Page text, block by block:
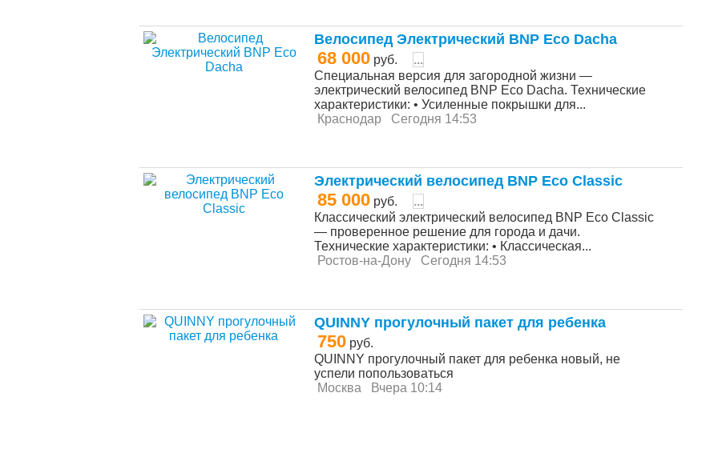
Велосипед Электрический BNP Eco Dacha
68 000 руб.
...
Специальная версия для загородной жизни —
электрический велосипед BNP Eco Dacha. Технические
характеристики: • Усиленные покрышки для...
Краснодар
Сегодня 14:53
Электрический велосипед BNP Eco Classic
85 000 руб.
...
Классический электрический велосипед BNP Eco Classic
— проверенное решение для города и дачи.
Технические характеристики: • Классическая...
Ростов-на-Дону
Сегодня 14:53
QUINNY прогулочный пакет для ребенка
750 руб.
QUINNY прогулочный пакет для ребенка новый, не
успели попользоваться
Москва
Вчера 10:14